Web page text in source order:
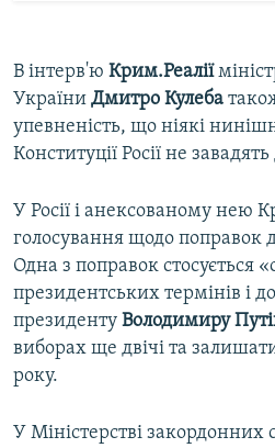
В інтерв'ю Крим.Реалії
України Дмитро Кулеба
упевненість, що ніякі
Конституції Росії не
У Росії і анексованому нею
голосування щодо поправок
Одна з поправок стосується
президентських термінів і
президенту Володимиру
виборах ще двічі та
року.
У Міністерстві закордонних